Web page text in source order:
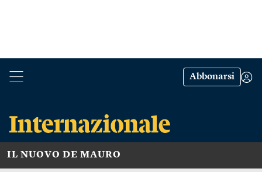
Abbonarsi
IL NUOVO DE MAURO